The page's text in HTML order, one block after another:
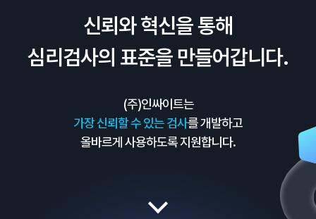
신뢰와 혁신을 통해
심리검사의 표준을 만들어갑니다.
(주)인싸이트는
가장 신뢰할 수 있는 검사를 개발하고
올바르게 사용하도록 지원합니다.